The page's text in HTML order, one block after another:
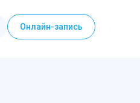
Онлайн-запись